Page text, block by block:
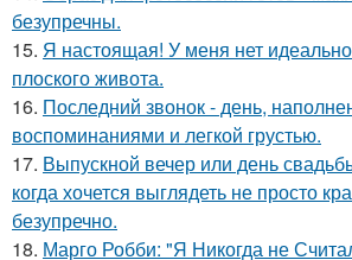
безупречны.
15. Я настоящая! У меня нет
плоского живота.
16. Последний звонок - день,
воспоминаниями и легкой грустью.
17. Выпускной вечер или день
когда хочется выглядеть не просто
безупречно.
18. Марго Робби: "Я Никогда не